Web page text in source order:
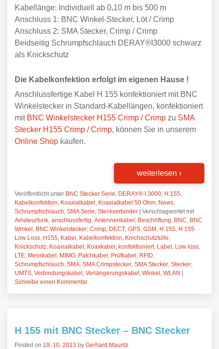
Kabellänge: Individuell ab 0,10 m bis 500 m
Anschluss 1: BNC Winkel-Stecker, Löt / Crimp
Anschluss 2: SMA Stecker, Crimp / Crimp
Beidseitig Schrumpfschlauch DERAY®I3000 schwarz
als Knickschutz
Die Kabelkonfektion erfolgt im eigenen Hause !
Anschlussfertige Kabel H 155 konfektioniert mit BNC
Winkelstecker in Standard-Kabellängen, konfektioniert
mit BNC Winkelstecker H155 Crimp / Crimp zu SMA
Stecker H155 Crimp / Crimp, können Sie in unserem
Online Shop kaufen.
weiterlesen ›
Veröffentlicht unter BNC Stecker Serie, DERAY®-I 3000, H 155,
Kabelkonfektion, Koaxialkabel, Koaxialkabel 50 Ohm, News,
Schrumpfschlauch, SMA Serie, Steckverbinder | Verschlagwortet mit
Amateurfunk, anschlussfertig, Antennenkabel, Beschriftung, BNC, BNC
Winkel, BNC Winkelstecker, Crimp, DECT, GPS, GSM, H 155, H 155
Low Loss, H155, Kabel, Kabelkonfektion, Knichschutztülle,
Knickschutz, Koaxialkabel, Koaxkabel, konfektioniert, Label, Low loss,
LTE, Messkabel, MIMO, Patchkabel, Prüfkabel, RFID,
Schrumpfschlauch, SMA, SMA Crimpstecker, SMA Stecker, Stecker,
UMTS, Verbindungskabel, Verlängerungskabel, Winkel, WLAN |
Schreibe einen Kommentar
H 155 mit BNC Stecker – BNC Stecker
Posted on 19. 10. 2013 by Gerhard Mauritz